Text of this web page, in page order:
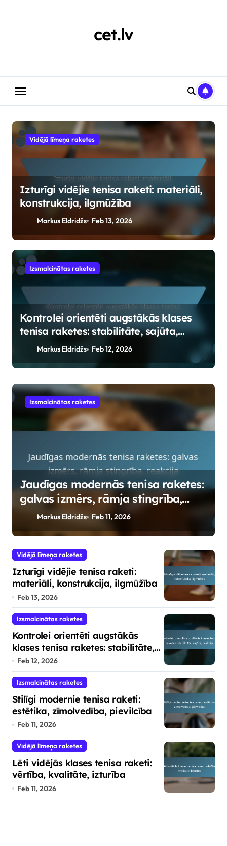
cet.lv
Vidējā līmeņa raketes
Izturīgi vidējie tenisa raketi: materiāli,
konstrukcija, ilgmūžība
Markus Eldridžs Feb 13, 2026
Izsmalcinātas raketes
Kontrolei orientēti augstākās klases
tenisa raketes: stabilitāte, sajūta,
reakcija
Markus Eldridžs Feb 12, 2026
Vidējā līmeņa raketes
Izturīgi vidējie tenisa raketi:
materiāli, konstrukcija, ilgmūžība
Markus Eldridžs Feb 13, 2026
Vidējā līmeņa raketes
Izturīgi vidējie tenisa raketi:
materiāli, konstrukcija, ilgmūžība
Feb 13, 2026
Izsmalcinātas raketes
Kontrolei orientēti augstākās
klases tenisa raketes: stabilitāte,
sajūta, reakcija
Feb 12, 2026
Izsmalcinātas raketes
Stilīgi modernie tenisa raketi:
estētika, zīmolvedība, pievilcība
Feb 11, 2026
Vidējā līmeņa raketes
Lēti vidējās klases tenisa raketi:
vērtība, kvalitāte, izturība
Feb 11, 2026